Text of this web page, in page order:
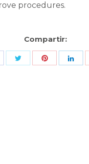
procedures.
Compartir:
Share